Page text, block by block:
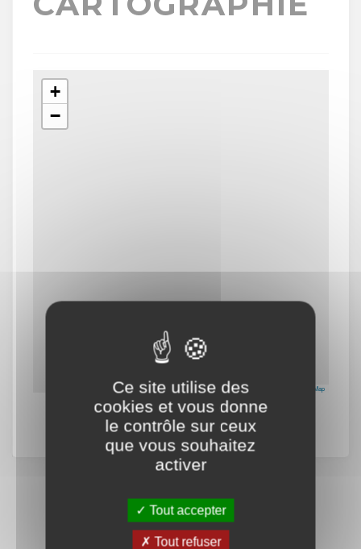
+
−
Leaflet OpenStreetMap
Ce site utilise des
cookies et vous donne
le contrôle sur ceux
que vous souhaitez
activer
Tout accepter
Tout refuser